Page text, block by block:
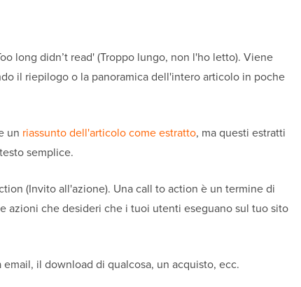
long didn’t read' (Troppo lungo, non l'ho letto). Viene
il riepilogo o la panoramica dell'intero articolo in poche
un riassunto dell'articolo come estratto, ma questi estratti
semplice.
(Invito all'azione). Una call to action è un termine di
azioni che desideri che i tuoi utenti eseguano sul tuo sito
il download di qualcosa, un acquisto, ecc.